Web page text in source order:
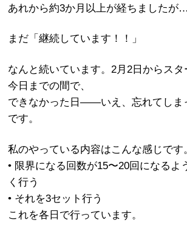
あれから約3か月以上が経ちました
まだ「継続しています！！」
なんと続いています。2月2日からスタ
今日までの間で、
できなかった日――いえ、忘れてしま
です。
私のやっている内容はこんな感じです
• 限界になる回数が15〜20回になるよ
く行う
• それを3セット行う
これを各日で行っています。